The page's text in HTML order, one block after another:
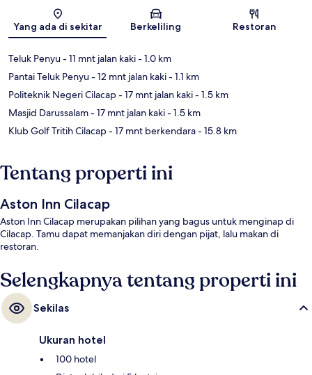
Peta
Yang ada di sekitar Berkeliling Restoran
Teluk Penyu- 11 mnt jalan kaki- 1.0 km
Pantai Teluk Penyu- 12 mnt jalan kaki- 1.1 km
Politeknik Negeri Cilacap- 17 mnt jalan kaki- 1.5 km
Masjid Darussalam- 17 mnt jalan kaki- 1.5 km
Klub Golf Tritih Cilacap- 17 mnt berkendara- 15.8 km
Tentang properti ini
Aston Inn Cilacap
Aston Inn Cilacap merupakan pilihan yang bagus untuk menginap di
Cilacap. Tamu dapat memanjakan diri dengan pijat, lalu makan di
restoran.
Selengkapnya tentang properti ini
Sekilas
Ukuran hotel
100 hotel